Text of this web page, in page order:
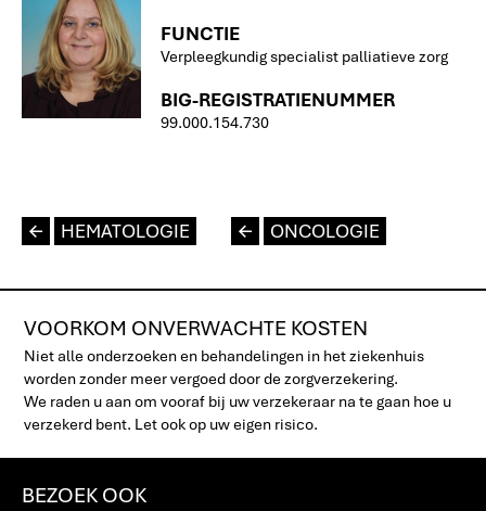
FUNCTIE
Verpleegkundig specialist palliatieve zorg
BIG-REGISTRATIENUMMER
99.000.154.730
L HEMATOLOGIE L ONCOLOGIE
VOORKOM ONVERWACHTE KOSTEN
Niet alle onderzoeken en behandelingen in het ziekenhuis
worden zonder meer vergoed door de zorgverzekering.
We raden u aan om vooraf bij uw verzekeraar na te gaan hoe u
verzekerd bent. Let ook op uw eigen risico.
BEZOEK OOK